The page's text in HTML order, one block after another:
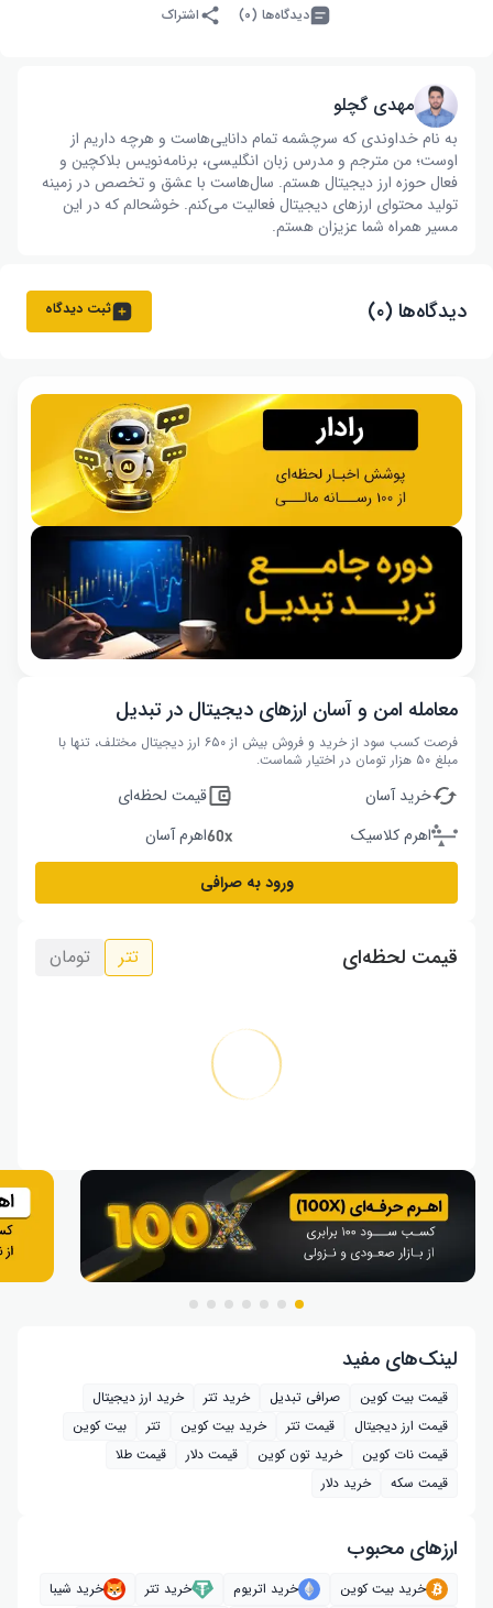
دیدگاه‌ها (۰) اشتراک
مهدی گچلو
به نام خداوندی که سرچشمه تمام دانایی‌هاست و هرچه داریم از
اوست؛ من مترجم و مدرس زبان انگلیسی، برنامه‌نویس بلاکچین و
فعال حوزه ارز دیجیتال هستم. سال‌هاست با عشق و تخصص در زمینه
تولید محتوای ارزهای دیجیتال فعالیت می‌کنم. خوشحالم که در این
مسیر همراه شما عزیزان هستم.
دیدگاه‌ها (۰) ثبت دیدگاه
معامله امن و آسان ارزهای دیجیتال در تبدیل
فرصت کسب سود از خرید و فروش بیش از ۶۵۰ ارز دیجیتال مختلف، تنها با
مبلغ ۵۰ هزار تومان در اختیار شماست.
خرید آسان
قیمت لحظه‌ای
اهرم کلاسیک
اهرم آسان
ورود به صرافی
قیمت لحظه‌ای تتر تومان
لینک‌های مفید
قیمت بیت کوین صرافی تبدیل خرید تتر
خرید ارز دیجیتال
قیمت ارز دیجیتال
قیمت تتر خرید بیت‌ کوین تتر
بیت کوین
قیمت نات کوین
خرید تون کوین قیمت دلار
قیمت طلا
قیمت سکه
خرید دلار
ارز‌های محبوب
خرید بیت کوین خرید اتریوم خرید تتر
خرید شیبا